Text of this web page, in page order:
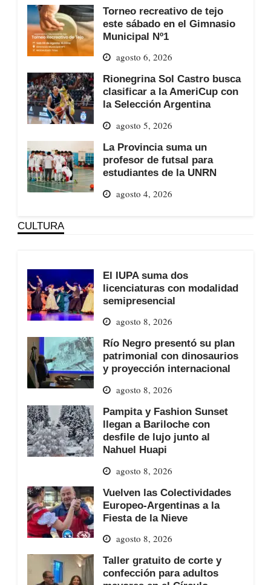
Torneo recreativo de tejo
este sábado en el Gimnasio
Municipal Nº1
agosto 6, 2026
Rionegrina Sol Castro busca
clasificar a la AmeriCup con
la Selección Argentina
agosto 5, 2026
La Provincia suma un
profesor de futsal para
estudiantes de la UNRN
agosto 4, 2026
CULTURA
El IUPA suma dos
licenciaturas con modalidad
semipresencial
agosto 8, 2026
Río Negro presentó su plan
patrimonial con dinosaurios
y proyección internacional
agosto 8, 2026
Pampita y Fashion Sunset
llegan a Bariloche con
desfile de lujo junto al
Nahuel Huapi
agosto 8, 2026
Vuelven las Colectividades
Europeo-Argentinas a la
Fiesta de la Nieve
agosto 8, 2026
Taller gratuito de corte y
confección para adultos